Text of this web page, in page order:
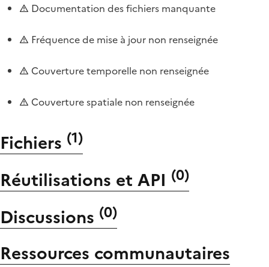
Documentation des fichiers manquante
Fréquence de mise à jour non renseignée
Couverture temporelle non renseignée
Couverture spatiale non renseignée
Fichiers (1)
Réutilisations et API (0)
Discussions (0)
Ressources communautaires